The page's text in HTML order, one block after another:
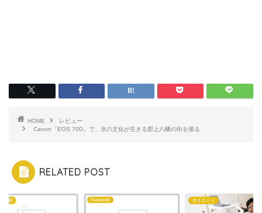
HOME
レビュー
Canon「EOS 70D」で、水の文化が生きる郡上八幡の街を撮る
RELATED POST
動画 Facebook ダイエット